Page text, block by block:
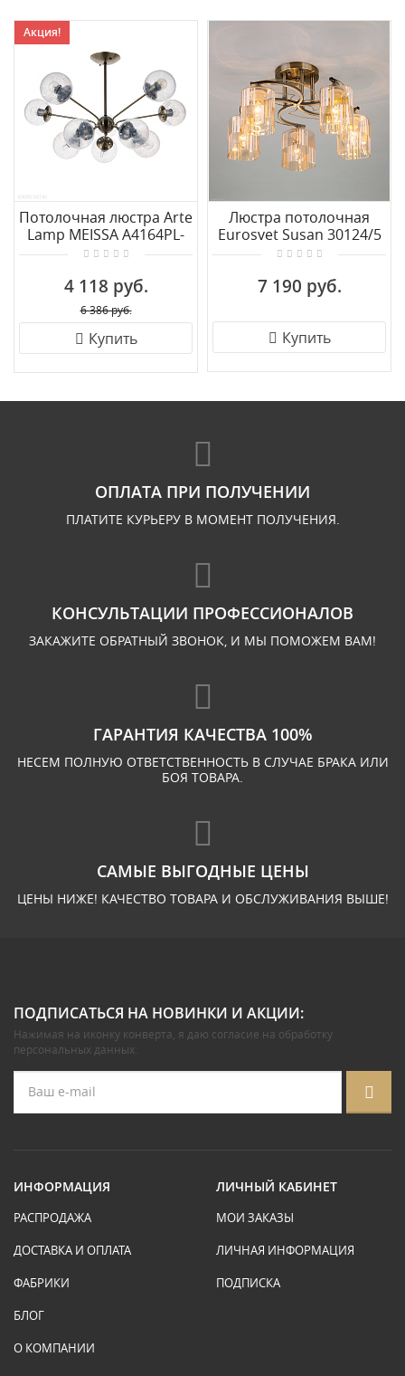
Акция!
Потолочная люстра Arte
Lamp MEISSA A4164PL-
10AB
4 118 руб.
6 386 руб.
Купить
Люстра потолочная
Eurosvet Susan 30124/5
античная бронза
7 190 руб.
Купить
ОПЛАТА ПРИ ПОЛУЧЕНИИ
ПЛАТИТЕ КУРЬЕРУ В МОМЕНТ ПОЛУЧЕНИЯ.
КОНСУЛЬТАЦИИ ПРОФЕССИОНАЛОВ
ЗАКАЖИТЕ ОБРАТНЫЙ ЗВОНОК, И МЫ ПОМОЖЕМ ВАМ!
ГАРАНТИЯ КАЧЕСТВА 100%
НЕСЕМ ПОЛНУЮ ОТВЕТСТВЕННОСТЬ В СЛУЧАЕ БРАКА ИЛИ
БОЯ ТОВАРА.
САМЫЕ ВЫГОДНЫЕ ЦЕНЫ
ЦЕНЫ НИЖЕ! КАЧЕСТВО ТОВАРА И ОБСЛУЖИВАНИЯ ВЫШЕ!
ПОДПИСАТЬСЯ НА НОВИНКИ И АКЦИИ:
Нажимая на иконку конверта, я даю согласие на обработку
персональных данных.
ИНФОРМАЦИЯ
РАСПРОДАЖА
ДОСТАВКА И ОПЛАТА
ФАБРИКИ
БЛОГ
О КОМПАНИИ
ЛИЧНЫЙ КАБИНЕТ
МОИ ЗАКАЗЫ
ЛИЧНАЯ ИНФОРМАЦИЯ
ПОДПИСКА